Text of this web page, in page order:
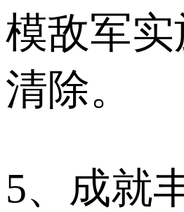
模敌军
清除。
5、成就